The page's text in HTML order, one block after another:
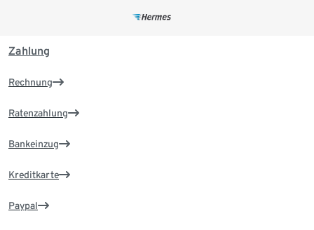
Zahlung
Rechnung
Ratenzahlung
Bankeinzug
Kreditkarte
Paypal